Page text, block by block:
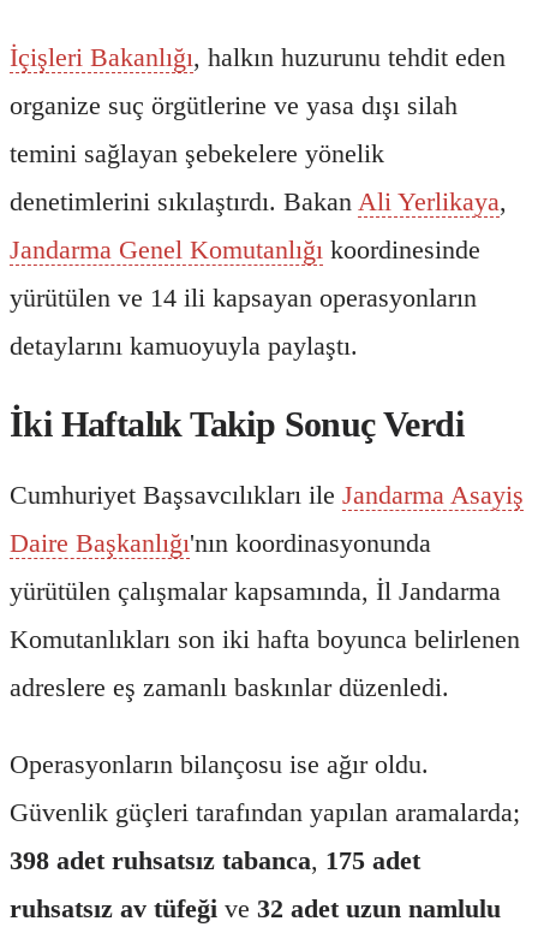
İçişleri Bakanlığı, halkın huzurunu tehdit eden
organize suç örgütlerine ve yasa dışı silah
temini sağlayan şebekelere yönelik
denetimlerini sıkılaştırdı. Bakan Ali Yerlikaya,
Jandarma Genel Komutanlığı koordinesinde
yürütülen ve 14 ili kapsayan operasyonların
detaylarını kamuoyuyla paylaştı.
İki Haftalık Takip Sonuç Verdi
Cumhuriyet Başsavcılıkları ile Jandarma Asayiş
Daire Başkanlığı'nın koordinasyonunda
yürütülen çalışmalar kapsamında, İl Jandarma
Komutanlıkları son iki hafta boyunca belirlenen
adreslere eş zamanlı baskınlar düzenledi.
Operasyonların bilançosu ise ağır oldu.
Güvenlik güçleri tarafından yapılan aramalarda;
398 adet ruhsatsız tabanca, 175 adet
ruhsatsız av tüfeği ve 32 adet uzun namlulu